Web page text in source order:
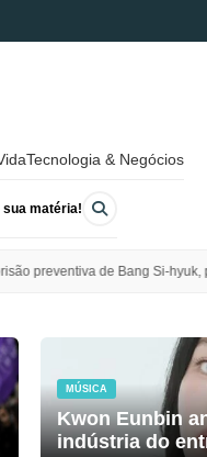
Tecnologia & Negócios
sua matéria!
presidente da HYBE
MÚSICA
Kwon Eunbin
indústria do